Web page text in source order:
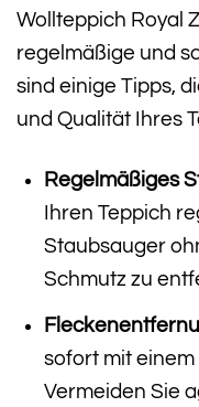
Wollteppich Royal
regelmäßige und
sind einige Tipps,
und Qualität Ihres
Regelmäßiges
Ihren Teppich
Staubsauger
Schmutz zu
sofort mit
Vermeiden Sie